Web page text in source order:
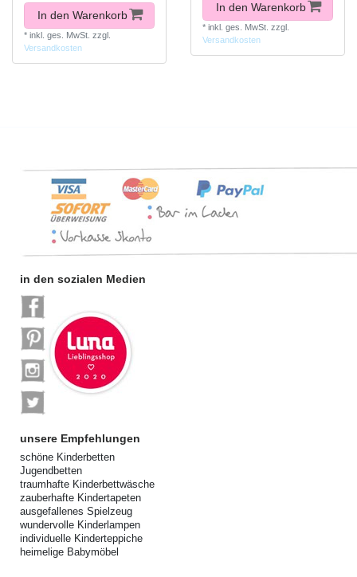
In den Warenkorb
* inkl. ges. MwSt. zzgl.
Versandkosten
In den Warenkorb
* inkl. ges. MwSt. zzgl.
Versandkosten
in den sozialen Medien
unsere Empfehlungen
schöne Kinderbetten
Jugendbetten
traumhafte Kinderbettwäsche
zauberhafte Kindertapeten
ausgefallenes Spielzeug
wundervolle Kinderlampen
individuelle Kinderteppiche
heimelige Babymöbel